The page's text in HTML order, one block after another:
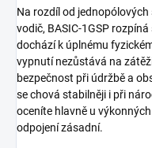
Na rozdíl od
vodič, BASIC-1GSP
dochází k úplnému
vypnutí nezůstává na
bezpečnost při údržbě a
se chová stabilněji i při
oceníte hlavně u
odpojení zásadní.